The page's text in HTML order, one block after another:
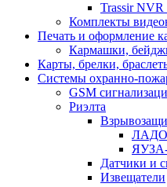
Trassir
Комплекты
Печать и оформление
Кармашки,
Карты, брелки,
Системы охранно-
GSM
Риэлта
Датчики и
Извещатели